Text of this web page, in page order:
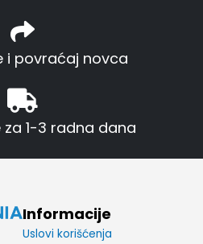
i povraćaj novca
za 1-3 radna dana
Informacije
Uslovi korišćenja